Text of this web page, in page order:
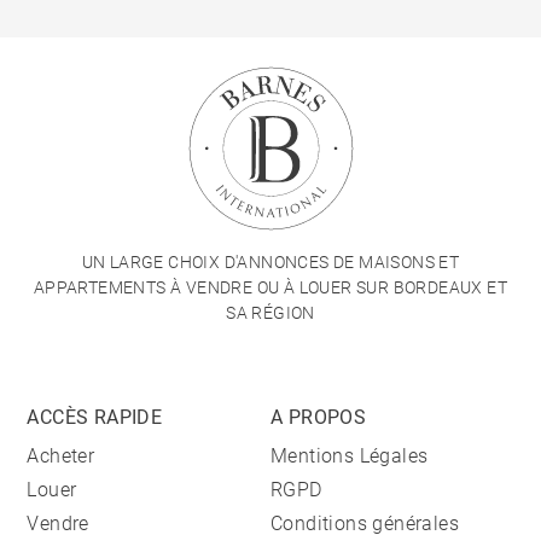
UN LARGE CHOIX D'ANNONCES DE MAISONS ET
APPARTEMENTS À VENDRE OU À LOUER SUR BORDEAUX ET
SA RÉGION
ACCÈS RAPIDE
Acheter
Louer
Vendre
A PROPOS
Mentions Légales
RGPD
Conditions générales